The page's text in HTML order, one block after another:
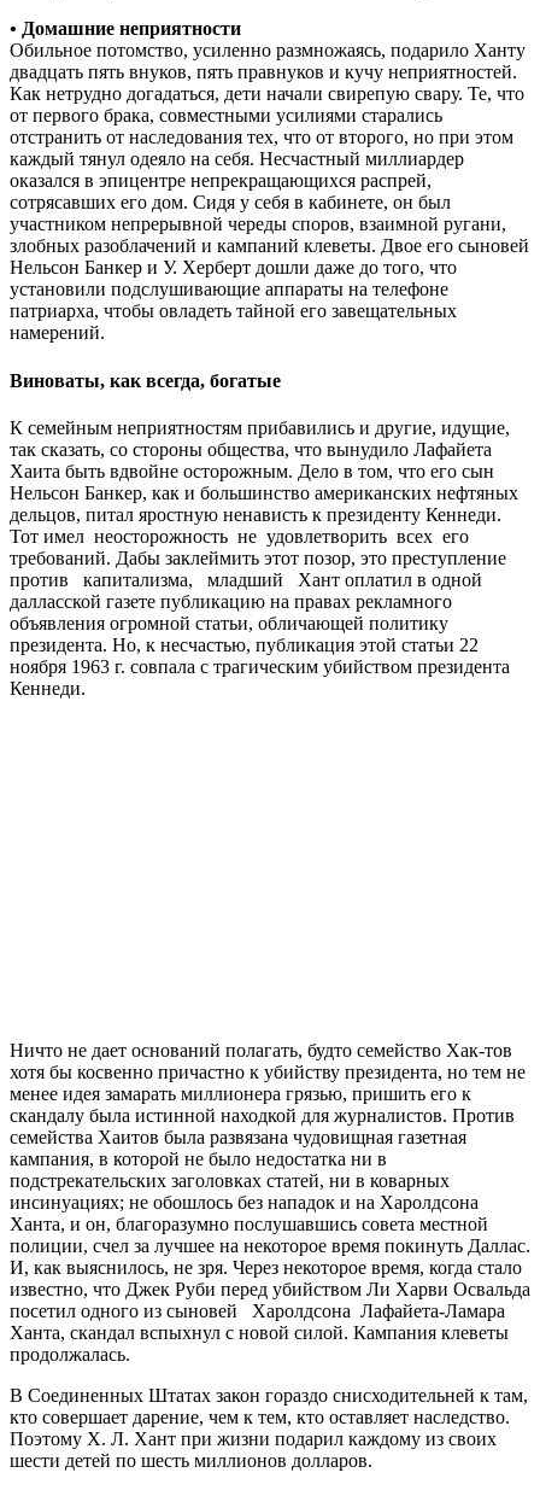
• Домашние неприятности
Обильное потомство, усиленно размножаясь, подарило Ханту
двадцать пять внуков, пять правнуков и кучу неприятностей.
Как нетрудно догадаться, дети начали свирепую свару. Те, что
от первого брака, совместными усилиями старались
отстранить от наследования тех, что от второго, но при этом
каждый тянул одеяло на себя. Несчастный миллиардер
оказался в эпицентре непрекращающихся распрей,
сотрясавших его дом. Сидя у себя в кабинете, он был
участником непрерывной череды споров, взаимной ругани,
злобных разоблачений и кампаний клеветы. Двое его сыновей
Нельсон Банкер и У. Херберт дошли даже до того, что
установили подслушивающие аппараты на телефоне
патриарха, чтобы овладеть тайной его завещательных
намерений.
Виноваты, как всегда, богатые
К семейным неприятностям прибавились и другие, идущие,
так сказать, со стороны общества, что вынудило Лафайета
Хаита быть вдвойне осторожным. Дело в том, что его сын
Нельсон Банкер, как и большинство американских нефтяных
дельцов, питал яростную ненависть к президенту Кеннеди.
Тот имел неосторожность не удовлетворить всех его
требований. Дабы заклеймить этот позор, это преступление
против капитализма, младший Хант оплатил в одной
далласской газете публикацию на правах рекламного
объявления огромной статьи, обличающей политику
президента. Но, к несчастью, публикация этой статьи 22
ноября 1963 г. совпала с трагическим убийством президента
Кеннеди.
Ничто не дает оснований полагать, будто семейство Хак-тов
хотя бы косвенно причастно к убийству президента, но тем не
менее идея замарать миллионера грязью, пришить его к
скандалу была истинной находкой для журналистов. Против
семейства Хаитов была развязана чудовищная газетная
кампания, в которой не было недостатка ни в
подстрекательских заголовках статей, ни в коварных
инсинуациях; не обошлось без нападок и на Харолдсона
Ханта, и он, благоразумно послушавшись совета местной
полиции, счел за лучшее на некоторое время покинуть Даллас.
И, как выяснилось, не зря. Через некоторое время, когда стало
известно, что Джек Руби перед убийством Ли Харви Освальда
посетил одного из сыновей Харолдсона Лафайета-Ламара
Ханта, скандал вспыхнул с новой силой. Кампания клеветы
продолжалась.
В Соединенных Штатах закон гораздо снисходительней к там,
кто совершает дарение, чем к тем, кто оставляет наследство.
Поэтому X. Л. Хант при жизни подарил каждому из своих
шести детей по шесть миллионов долларов.